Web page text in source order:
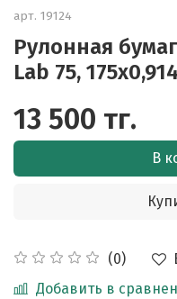
арт. 19124
Рулонная
Lab 75,
(0)
Добавить в
13 500 тг.
В